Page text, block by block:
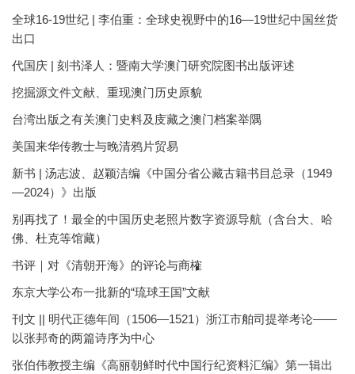
全球16-19世纪 | 李伯重：全球史视野中的16—19世纪中国丝货
出口
代国庆 | 刻书泽人：暨南大学澳门研究院图书出版评述
挖掘源文件文献、重现澳门历史原貌
台湾出版之有关澳门史料及庋藏之澳门档案举隅
美国来华传教士与晚清鸦片贸易
新书 | 汤志波、赵颖洁编《中国分省公藏古籍书目总录（1949
—2024）》出版
别再找了！最全的中国历史老照片数字资源导航（含台大、哈
佛、杜克等馆藏）
书评｜对《清朝开海》的评论与商榷
东京大学公布一批新的“琉球王国”文献
刊文 || 明代正德年间（1506—1521）浙江市舶司提举考论——
以张邦奇的两篇诗序为中心
张伯伟教授主编《高丽朝鲜时代中国行纪资料汇编》第一辑出